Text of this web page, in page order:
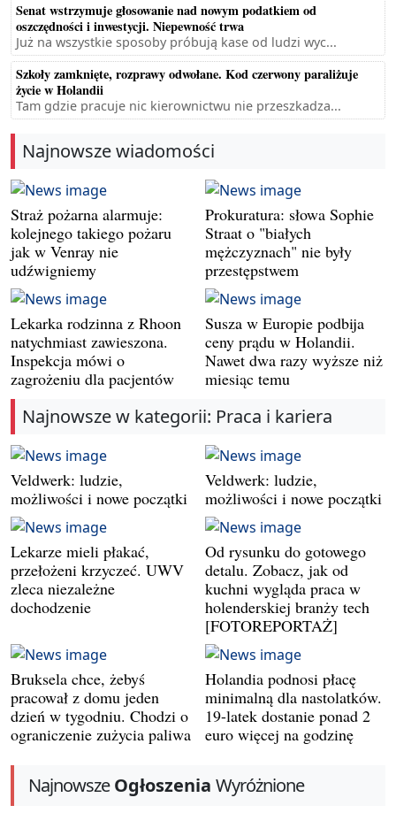
Senat wstrzymuje głosowanie nad nowym podatkiem od
oszczędności i inwestycji. Niepewność trwa
Już na wszystkie sposoby próbują kase od ludzi wyc...
Szkoły zamknięte, rozprawy odwołane. Kod czerwony paraliżuje
życie w Holandii
Tam gdzie pracuje nic kierownictwu nie przeszkadza...
Najnowsze wiadomości
Straż pożarna alarmuje:
kolejnego takiego pożaru
jak w Venray nie
udźwigniemy
Prokuratura: słowa Sophie
Straat o "białych
mężczyznach" nie były
przestępstwem
Lekarka rodzinna z Rhoon
natychmiast zawieszona.
Inspekcja mówi o
zagrożeniu dla pacjentów
Susza w Europie podbija
ceny prądu w Holandii.
Nawet dwa razy wyższe niż
miesiąc temu
Najnowsze w kategorii: Praca i kariera
Veldwerk: ludzie,
możliwości i nowe początki
Veldwerk: ludzie,
możliwości i nowe początki
Lekarze mieli płakać,
przełożeni krzyczeć. UWV
zleca niezależne
dochodzenie
Od rysunku do gotowego
detalu. Zobacz, jak od
kuchni wygląda praca w
holenderskiej branży tech
[FOTOREPORTAŻ]
Bruksela chce, żebyś
pracował z domu jeden
dzień w tygodniu. Chodzi o
ograniczenie zużycia paliwa
Holandia podnosi płacę
minimalną dla nastolatków.
19-latek dostanie ponad 2
euro więcej na godzinę
NajnowszeOgłoszenia Wyróżnione